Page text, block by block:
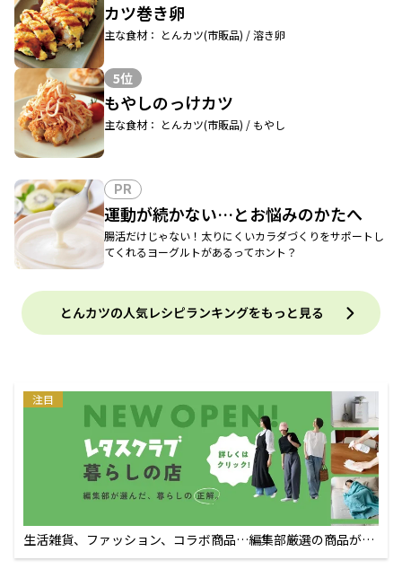
カツ巻き卵
主な食材： とんカツ(市販品) / 溶き卵
5位
もやしのっけカツ
主な食材： とんカツ(市販品) / もやし
PR
運動が続かない…とお悩みのかたへ
腸活だけじゃない！太りにくいカラダづくりをサポートし
てくれるヨーグルトがあるってホント？
とんカツの人気レシピランキングをもっと見る
注目
生活雑貨、ファッション、コラボ商品…編集部厳選の商品が買
えるECサイト